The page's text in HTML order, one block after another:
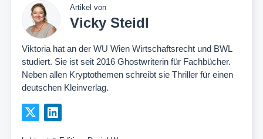
Artikel von
Vicky Steidl
Viktoria hat an der WU Wien Wirtschaftsrecht und BWL
studiert. Sie ist seit 2016 Ghostwriterin für Fachbücher.
Neben allen Kryptothemen schreibt sie Thriller für einen
deutschen Kleinverlag.